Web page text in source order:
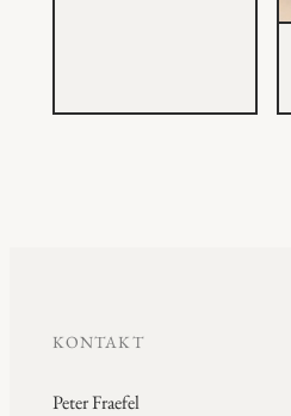
KONTAKT
Peter Fraefel